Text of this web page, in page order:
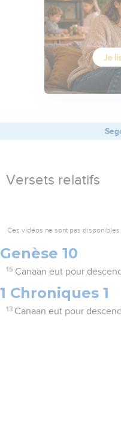
Versets relatifs
Ces vidéos ne sont pas
Genèse 10
15 Canaan eut pour
1 Chroniques 1
13 Canaan eut pour